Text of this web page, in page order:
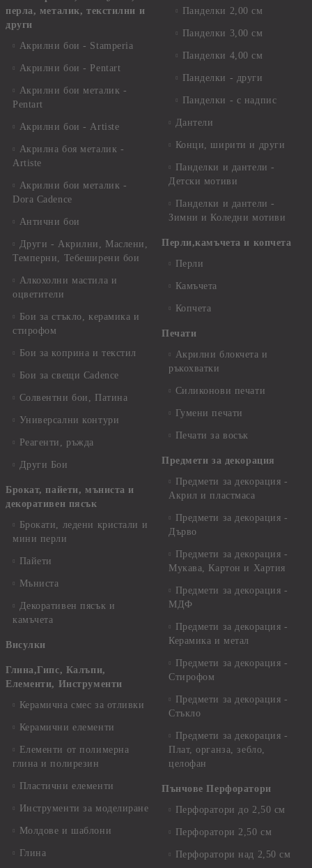
перла, металик, текстилни и
други
Акрилни бои - Stamperia
Акрилни бои - Pentart
Акрилни бои металик -
Pentart
Акрилни бои - Artiste
Акрилна боя металик -
Artiste
Акрилни бои металик -
Dora Cadence
Антични бои
Други - Акрилни, Маслени,
Темперни, Тебеширени бои
Алкохолни мастила и
оцветители
Бои за стъкло, керамика и
стирофом
Бои за коприна и текстил
Бои за свещи Cadence
Солвентни бои, Патина
Универсални контури
Реагенти, ръжда
Други Бои
Брокат, пайети, мъниста и
декоративен пясък
Брокати, ледени кристали и
мини перли
Пайети
Мъниста
Декоративен пясък и
камъчета
Висулки
Глина,Гипс, Калъпи,
Елементи, Инструменти
Керамична смес за отливки
Керамични елементи
Елементи от полимерна
глина и полирезин
Пластични елементи
Инструменти за моделиране
Молдове и шаблони
Глина
Панделки 2,00 см
Панделки 3,00 см
Панделки 4,00 см
Панделки - други
Панделки - с надпис
Дантели
Конци, ширити и други
Панделки и дантели -
Детски мотиви
Панделки и дантели -
Зимни и Коледни мотиви
Перли,камъчета и копчета
Перли
Камъчета
Копчета
Печати
Акрилни блокчета и
ръкохватки
Силиконови печати
Гумени печати
Печати за восък
Предмети за декорация
Предмети за декорация -
Акрил и пластмаса
Предмети за декорация -
Дърво
Предмети за декорация -
Мукава, Картон и Хартия
Предмети за декорация -
МДФ
Предмети за декорация -
Керамика и метал
Предмети за декорация -
Стирофом
Предмети за декорация -
Стъкло
Предмети за декорация -
Плат, органза, зебло,
целофан
Пънчове Перфоратори
Перфоратори до 2,50 см
Перфоратори 2,50 см
Перфоратори над 2,50 см